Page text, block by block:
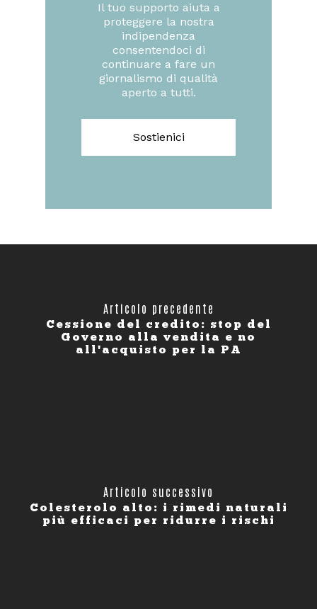
Il tuo supporto aiuta a
proteggere la nostra
indipendenza
consentendoci di
continuare a fare un
giornalismo di qualità
aperto a tutti.
Sostienici
Articolo precedente
Cessione del credito: stop del
Governo alla vendita e no
all'acquisto per la PA
Articolo successivo
Colesterolo alto: i rimedi naturali
più efficaci per ridurre i rischi